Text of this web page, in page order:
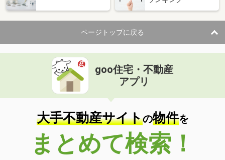
ページトップに戻る
goo住宅・不動産
アプリ
大手不動産サイトの物件を
まとめて検索！